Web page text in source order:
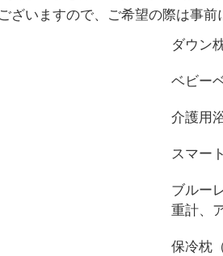
ざいますので、ご希望の際は事
ダウン
ベビー
介護用
スマー
ブルー
重計、
保冷枕